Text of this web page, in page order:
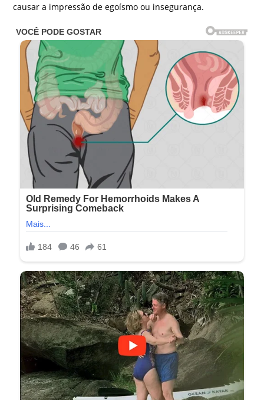
causar a impressão de egoísmo ou insegurança.